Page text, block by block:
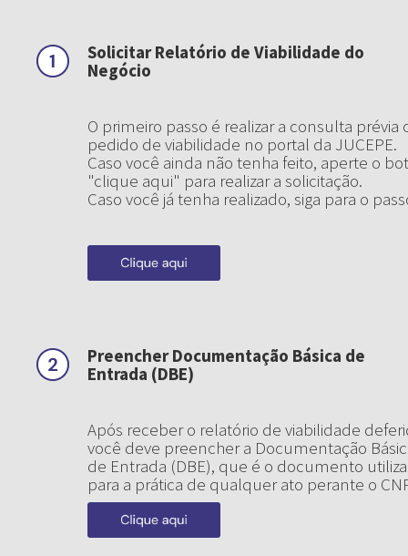
Solicitar Relatório de Viabilidade do
Negócio
O primeiro passo é realizar a consulta prévia
pedido de viabilidade no portal da JUCEPE.
Caso você ainda não tenha feito, aperte o
"clique aqui" para realizar a solicitação.
Caso você já tenha realizado, siga para o
Preencher Documentação Básica de
Entrada (DBE)
Após receber o relatório de viabilidade
você deve preencher a Documentação
de Entrada (DBE), que é o documento
para a prática de qualquer ato perante o